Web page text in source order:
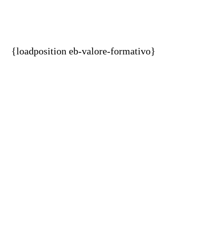
{loadposition eb-valore-formativo}